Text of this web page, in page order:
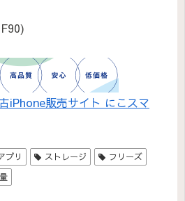
iPhone販売サイト にこスマ
プリ ストレージ
フリーズ